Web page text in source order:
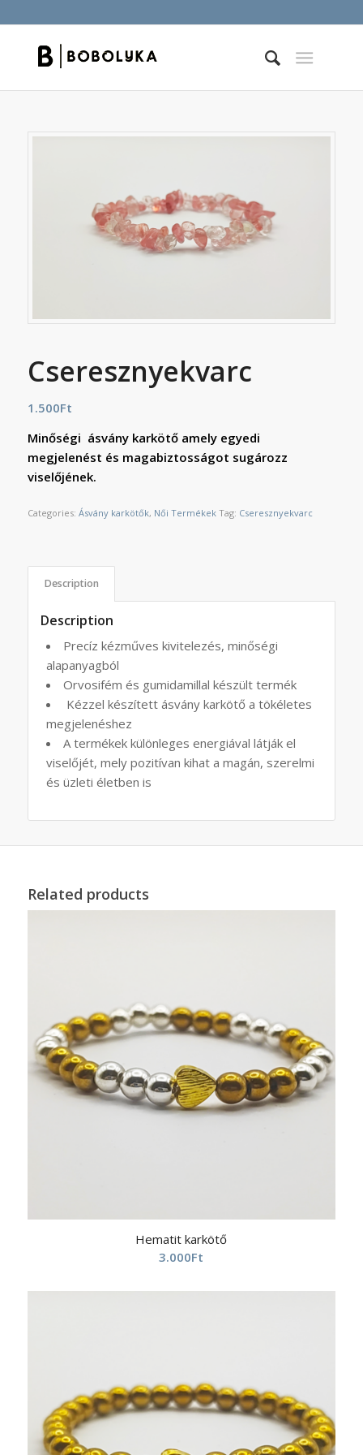
Cseresznyekvarc
1.500Ft
Minőségi ásvány karkötő amely egyedi
megjelenést és magabiztosságot sugározz
viselőjének.
Categories: Ásvány karkötők, Női Termékek Tag: Cseresznyekvarc
Description
Description
Precíz kézműves kivitelezés, minőségi
alapanyagból
Orvosifém és gumidamillal készült termék
Kézzel készített ásvány karkötő a tökéletes
megjelenéshez
A termékek különleges energiával látják el
viselőjét, mely pozitívan kihat a magán, szerelmi
és üzleti életben is
Related products
Hematit karkötő
3.000Ft